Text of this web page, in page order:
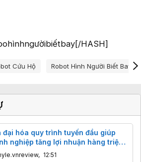
HASH]
Cứu Hộ Robot Hình Người Biết Bay
đại hóa quy trình tuyến đầu giúp
nghiệp tăng lợi nhuận hàng triệu
, 12:51